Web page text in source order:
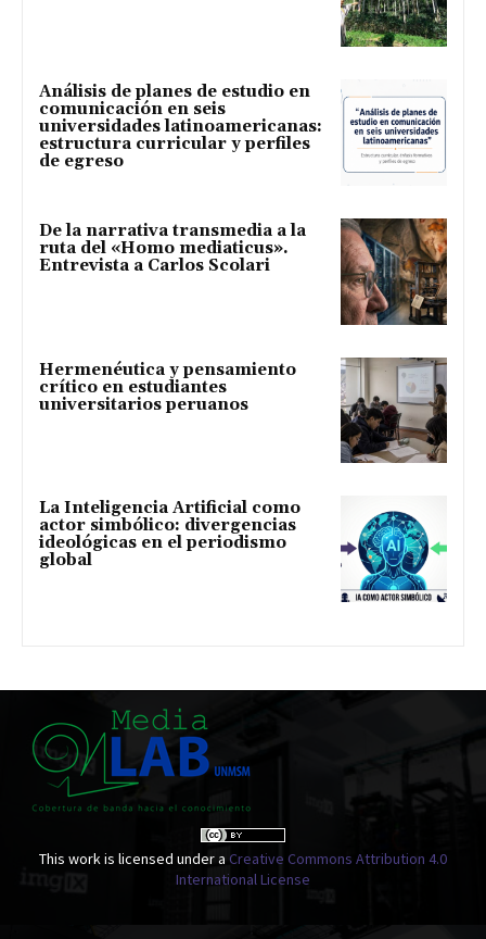
Análisis de planes de estudio en
comunicación en seis
universidades latinoamericanas:
estructura curricular y perfiles
de egreso
De la narrativa transmedia a la
ruta del «Homo mediaticus».
Entrevista a Carlos Scolari
Hermenéutica y pensamiento
crítico en estudiantes
universitarios peruanos
La Inteligencia Artificial como
actor simbólico: divergencias
ideológicas en el periodismo
global
This work is licensed under a Creative Commons Attribution 4.0
International License